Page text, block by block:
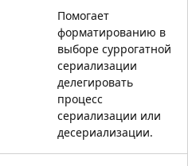
Помогает
форматированию в
выборе суррогатной
сериализации
делегировать
процесс
сериализации или
десериализации.